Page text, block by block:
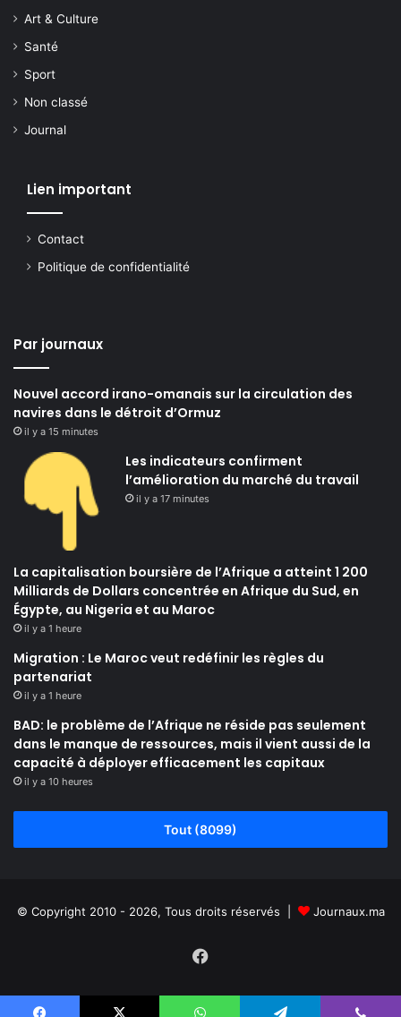
Art & Culture
Santé
Sport
Non classé
Journal
Lien important
Contact
Politique de confidentialité
Par journaux
Nouvel accord irano-omanais sur la circulation des
navires dans le détroit d’Ormuz
il y a 15 minutes
Les indicateurs confirment
l’amélioration du marché du travail
il y a 17 minutes
La capitalisation boursière de l’Afrique a atteint 1 200
Milliards de Dollars concentrée en Afrique du Sud, en
Égypte, au Nigeria et au Maroc
il y a 1 heure
Migration : Le Maroc veut redéfinir les règles du
partenariat
il y a 1 heure
BAD: le problème de l’Afrique ne réside pas seulement
dans le manque de ressources, mais il vient aussi de la
capacité à déployer efficacement les capitaux
il y a 10 heures
Tout (8099)
© Copyright 2010 - 2026, Tous droits réservés | Journaux.ma
Facebook